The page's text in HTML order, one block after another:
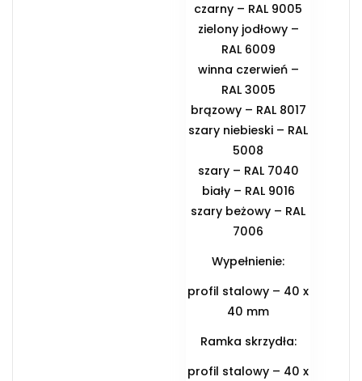
czarny – RAL 9005
zielony jodłowy –
RAL 6009
winna czerwień –
RAL 3005
brązowy – RAL 8017
szary niebieski – RAL
5008
szary – RAL 7040
biały – RAL 9016
szary beżowy – RAL
7006
Wypełnienie:
profil stalowy – 40 x
40 mm
Ramka skrzydła:
profil stalowy – 40 x